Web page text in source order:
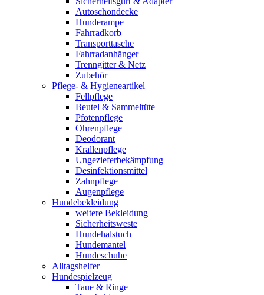
Autoschondecke
Hunderampe
Fahrradkorb
Transporttasche
Fahrradanhänger
Trenngitter & Netz
Zubehör
Pflege- & Hygieneartikel
Fellpflege
Beutel & Sammeltüte
Pfotenpflege
Ohrenpflege
Deodorant
Krallenpflege
Ungezieferbekämpfung
Desinfektionsmittel
Zahnpflege
Augenpflege
Hundebekleidung
weitere Bekleidung
Sicherheitsweste
Hundehalstuch
Hundemantel
Hundeschuhe
Alltagshelfer
Hundespielzeug
Taue & Ringe